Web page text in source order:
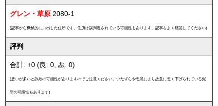
グレン・草原 2080-1
(記事から機械的に抽出した住所です。住所は誤判定されている可能性もあります。記事をよく確認してください)
評判
合計: +0 (良: 0, 悪: 0)
(悪いが多いと詐欺の可能性がありますのでご注意ください。いたずらや悪意により故意に悪く下げられている冤
罪の可能性もあります)